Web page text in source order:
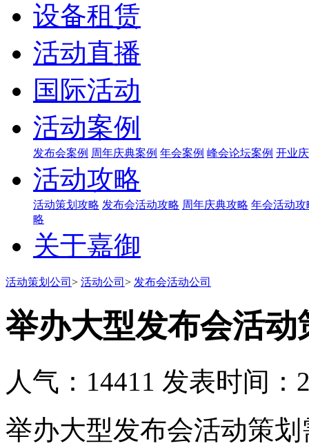
设备租赁
活动直播
国际活动
活动案例
发布会案例 周年庆典案例 年会案例 峰会论坛案例 开业
活动攻略
活动策划攻略 发布会活动攻略 周年庆典攻略 年会活动攻
略
关于嘉御
活动策划公司 > 活动公司 > 发布会活动公司
举办大型发布会活
人气：14411 发表时间：
举办大型发布会活动策